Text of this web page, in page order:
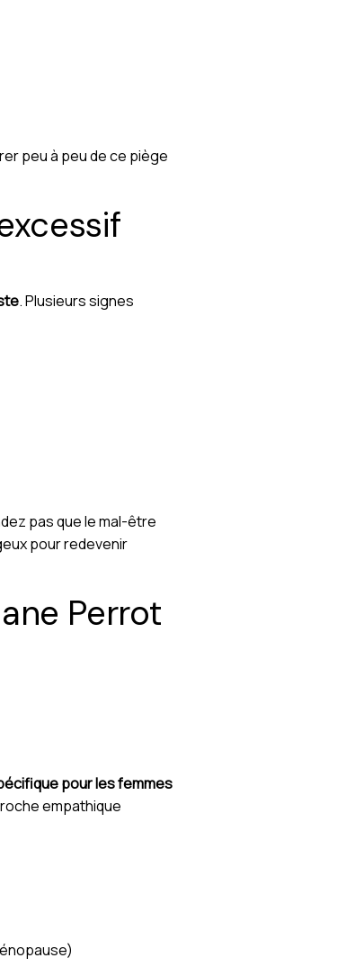
peu à peu de ce piège
. Plusieurs signes
pas que le mal-être
pour redevenir
Perrot
pour les femmes
empathique